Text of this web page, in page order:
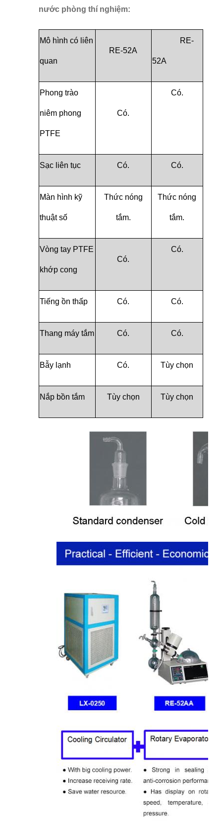
nước phòng thí nghiệm:
Mô hình có liên
quan
RE-52A
RE-
52A
Phong trào
niêm phong
PTFE
Có.
Có.
Sạc liên tục Có. Có.
Màn hình kỹ
thuật số
Thức nóng
tắm.
Thức nóng
tắm.
Vòng tay PTFE
khớp cong
Có.
Có.
Tiếng ồn thấp Có. Có.
Thang máy tắm Có. Có.
Bẫy lạnh Có. Tùy chọn
Nắp bồn tắm Tùy chọn Tùy chọn